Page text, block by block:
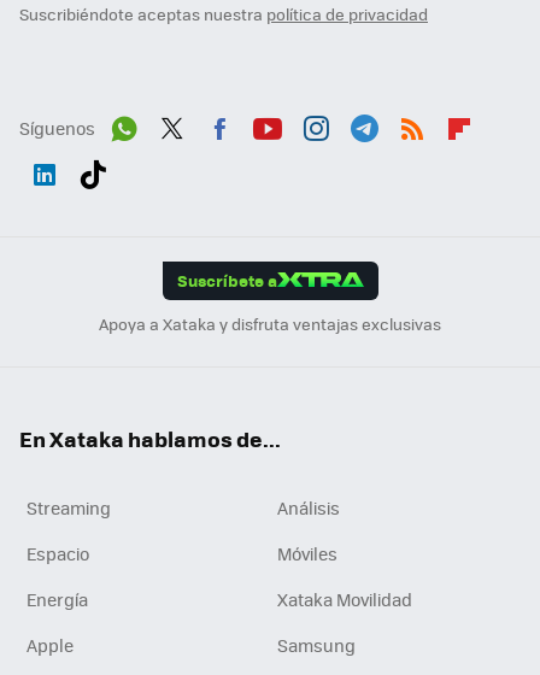
Suscribiéndote aceptas nuestra política de privacidad
Síguenos
Suscríbete a
Apoya a Xataka y disfruta ventajas exclusivas
En Xataka hablamos de...
Streaming
Análisis
Espacio
Móviles
Energía
Xataka Movilidad
Apple
Samsung